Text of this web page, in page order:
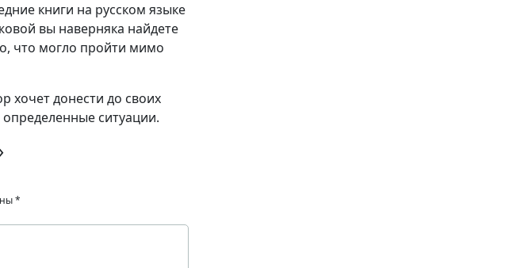
книги на русском языке
вы наверняка найдете
что могло пройти мимо
хочет донести до своих
определенные ситуации.
*